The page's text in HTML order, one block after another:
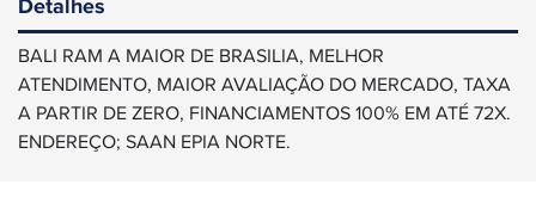
Detalhes
BALI RAM A MAIOR DE BRASILIA, MELHOR
ATENDIMENTO, MAIOR AVALIAÇÃO DO MERCADO, TAXA
A PARTIR DE ZERO, FINANCIAMENTOS 100% EM ATÉ 72X.
ENDEREÇO; SAAN EPIA NORTE.